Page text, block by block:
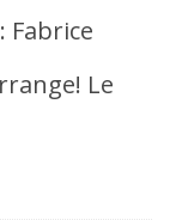
Fabrice
Le